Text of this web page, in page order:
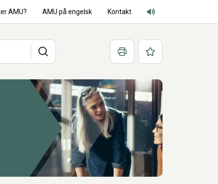
AMU? AMU på engelsk Kontakt
Adgang for alle lyd
Søg Print Favoritter